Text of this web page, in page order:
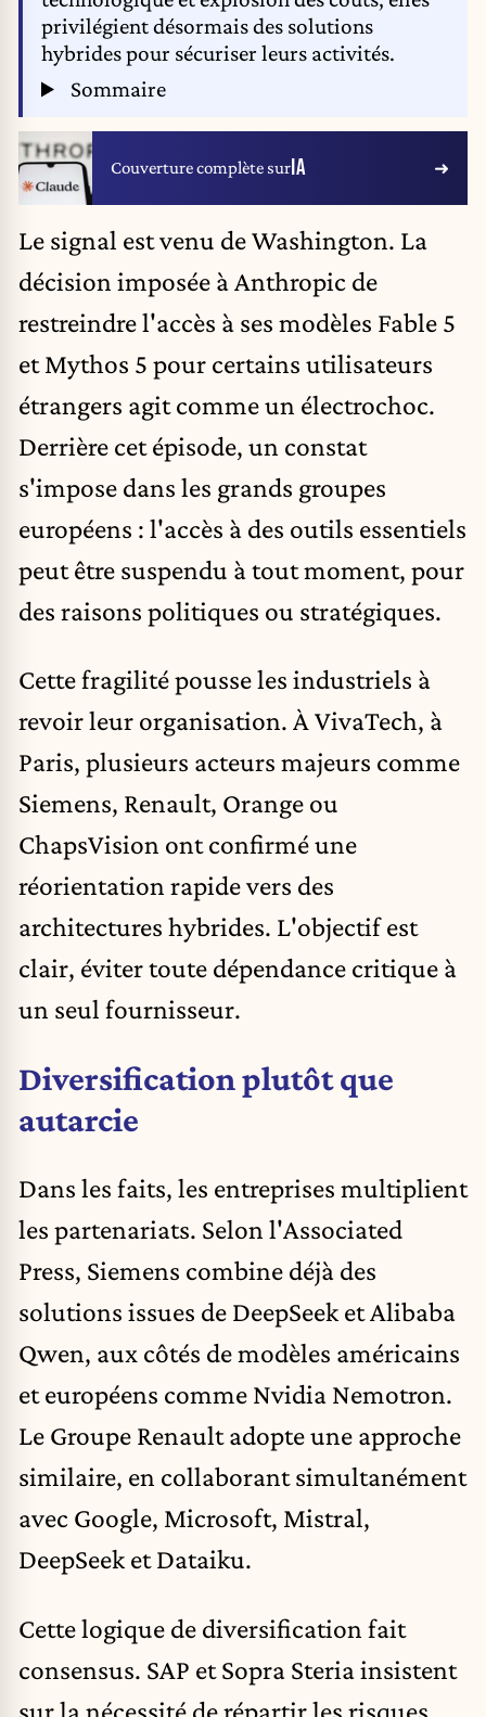
privilégient désormais des solutions
hybrides pour sécuriser leurs activités.
Sommaire
Couverture complète surIA
Le signal est venu de Washington. La
décision imposée à Anthropic de
restreindre l'accès à ses modèles Fable 5
et Mythos 5 pour certains utilisateurs
étrangers agit comme un électrochoc.
Derrière cet épisode, un constat
s'impose dans les grands groupes
européens : l'accès à des outils essentiels
peut être suspendu à tout moment, pour
des raisons politiques ou stratégiques.
Cette fragilité pousse les industriels à
revoir leur organisation. À VivaTech, à
Paris, plusieurs acteurs majeurs comme
Siemens, Renault, Orange ou
ChapsVision ont confirmé une
réorientation rapide vers des
architectures hybrides. L'objectif est
clair, éviter toute dépendance critique à
un seul fournisseur.
Diversification plutôt que
autarcie
Dans les faits, les entreprises multiplient
les partenariats. Selon l'Associated
Press, Siemens combine déjà des
solutions issues de DeepSeek et Alibaba
Qwen, aux côtés de modèles américains
et européens comme Nvidia Nemotron.
Le Groupe Renault adopte une approche
similaire, en collaborant simultanément
avec Google, Microsoft, Mistral,
DeepSeek et Dataiku.
Cette logique de diversification fait
consensus. SAP et Sopra Steria insistent
sur la nécessité de répartir les risques